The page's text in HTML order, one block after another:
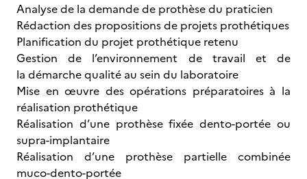
Analyse de la demande de prothèse du praticien
Rédaction des propositions de projets prothétiques
Planification du projet prothétique retenu
Gestion de l’environnement de travail et de
la démarche qualité au sein du laboratoire
Mise en œuvre des opérations préparatoires à la
réalisation prothétique
Réalisation d’une prothèse fixée dento-portée ou
supra-implantaire
Réalisation d’une prothèse partielle combinée
muco-dento-portée